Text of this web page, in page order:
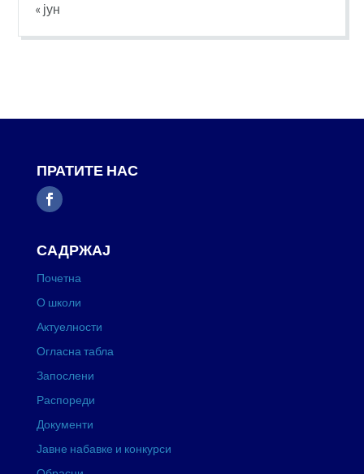
« јун
ПРАТИТЕ НАС
САДРЖАЈ
Почетна
О школи
Актуелности
Огласна табла
Запослени
Распореди
Документи
Јавне набавке и конкурси